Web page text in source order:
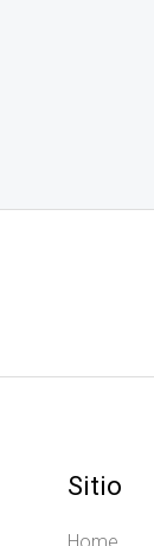
Sitio
Home